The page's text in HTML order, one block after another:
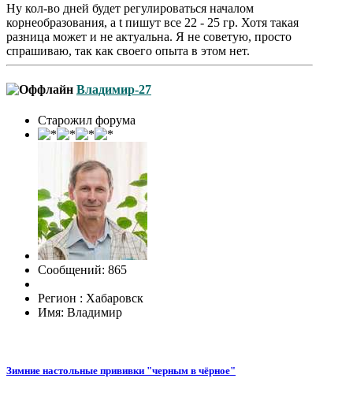
Ну кол-во дней будет регулироваться началом
корнеобразования, а t пишут все 22 - 25 гр. Хотя такая
разница может и не актуальна. Я не советую, просто
спрашиваю, так как своего опыта в этом нет.
Владимир-27
Старожил форума
Сообщений: 865
Регион : Хабаровск
Имя: Владимир
Зимние настольные прививки "черным в чёрное"